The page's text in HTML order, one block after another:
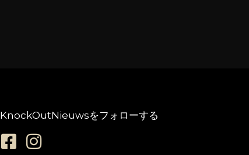
KnockOutNieuwsをフォローする